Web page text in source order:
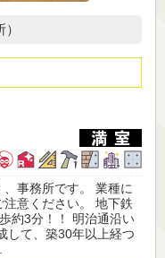
事務所です。 業種に
意ください。 地下鉄
約3分！！ 明治通沿い
して、築30年以上経つ